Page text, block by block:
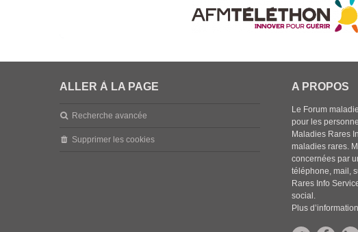
ALLER À LA PAGE
Recherche avancée
Supprimer les cookies
A PROPOS
Le Forum
pour les
Maladies Rares
maladies rares.
concernées par
téléphone, mail,
Rares Info
social.
Plus